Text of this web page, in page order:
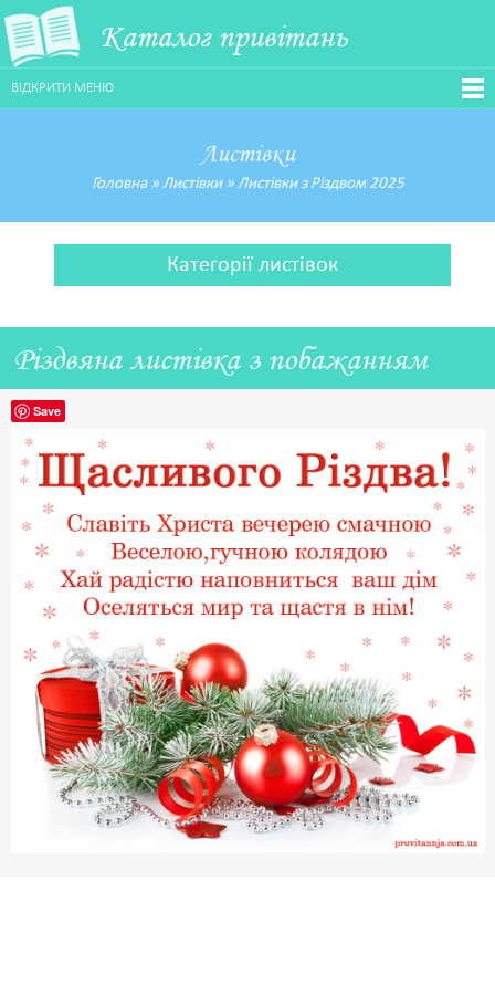
Каталог привітань
ВІДКРИТИ МЕНЮ
Листівки
Головна» Листівки» Листівки з Різдвом 2025
Категорії листівок
Різдвяна листівка з побажанням
Save